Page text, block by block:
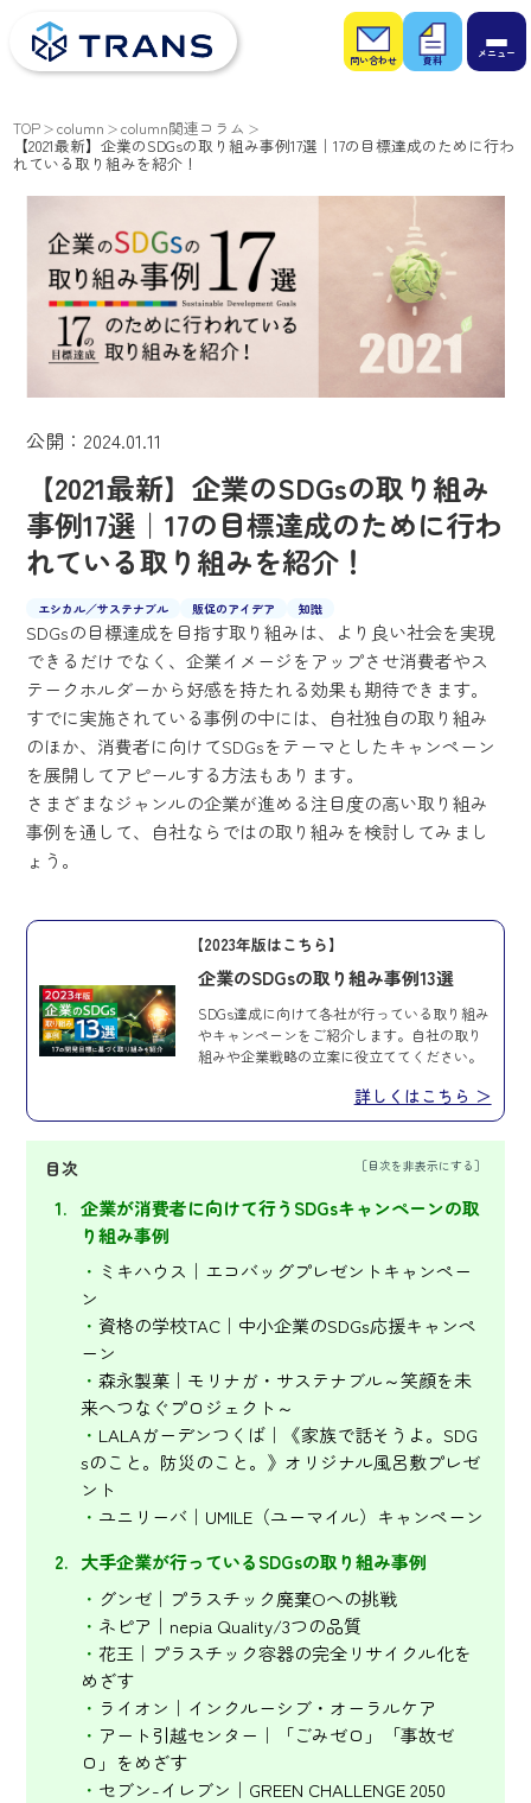
お問
い合
わせ
お役
立ち
資料
TOP column column関連コラム
【2021最新】企業のSDGsの取り組み事例17選｜17の目標達成のために行わ
れている取り組みを紹介！
公開：2024.01.11
【2021最新】企業のSDGsの取り組み
事例17選｜17の目標達成のために行わ
れている取り組みを紹介！
エシカル／サステナブル 販促のアイデア 知識
SDGsの目標達成を目指す取り組みは、より良い社会を実現
できるだけでなく、企業イメージをアップさせ消費者やス
テークホルダーから好感を持たれる効果も期待できます。
すでに実施されている事例の中には、自社独自の取り組み
のほか、消費者に向けてSDGsをテーマとしたキャンペーン
を展開してアピールする方法もあります。
さまざまなジャンルの企業が進める注目度の高い取り組み
事例を通して、自社ならではの取り組みを検討してみまし
ょう。
【2023年版はこちら】
企業のSDGsの取り組み事例13選
SDGs達成に向けて各社が行っている取り組み
やキャンペーンをご紹介します。自社の取り
組みや企業戦略の立案に役立ててください。
詳しくはこちら ＞
目次
企業が消費者に向けて行うSDGsキャンペーンの取
り組み事例
ミキハウス｜エコバッグプレゼントキャンペー
ン
資格の学校TAC｜中小企業のSDGs応援キャンペ
ーン
森永製菓｜モリナガ・サステナブル～笑顔を未
来へつなぐプロジェクト～
LALAガーデンつくば｜《家族で話そうよ。SDG
sのこと。防災のこと。》オリジナル風呂敷プレゼ
ント
ユニリーバ｜UMILE（ユーマイル）キャンペーン
大手企業が行っているSDGsの取り組み事例
グンゼ｜プラスチック廃棄Oへの挑戦
ネピア｜nepia Quality/3つの品質
花王｜プラスチック容器の完全リサイクル化を
めざす
ライオン｜インクルーシブ・オーラルケア
アート引越センター｜「ごみゼロ」「事故ゼ
ロ」をめざす
セブン-イレブン｜GREEN CHALLENGE 2050